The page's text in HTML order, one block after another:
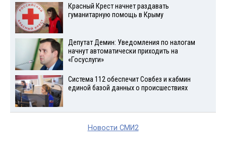
Красный Крест начнет раздавать
гуманитарную помощь в Крыму
Депутат Демин: Уведомления по налогам
начнут автоматически приходить на
«Госуслуги»
Система 112 обеспечит Совбез и кабмин
единой базой данных о происшествиях
Новости СМИ2